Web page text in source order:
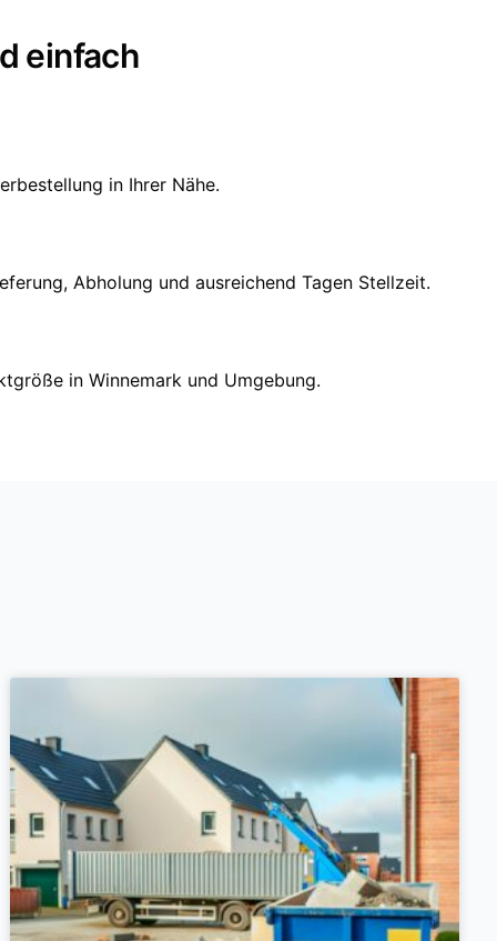
einfach
in Ihrer Nähe.
Abholung und ausreichend Tagen Stellzeit.
in Winnemark und Umgebung.